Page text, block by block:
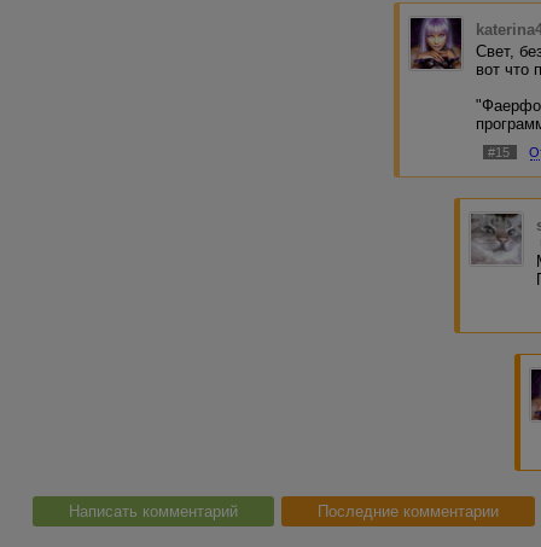
Свет,
вот что
#15
Написать комментарий Последние комментарии